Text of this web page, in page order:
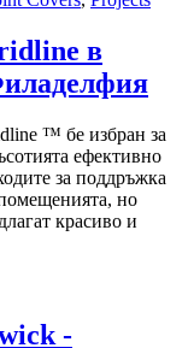
в
™ бе избран за
ефективно
за поддръжка
но
красиво и
-